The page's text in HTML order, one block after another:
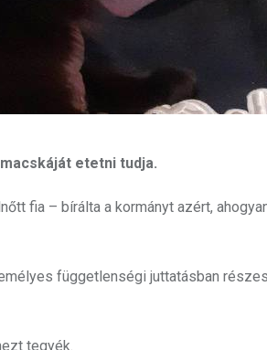
etetni tudja.
fia – bírálta a kormányt azért,
függetlenségi juttatásban
tegyék.